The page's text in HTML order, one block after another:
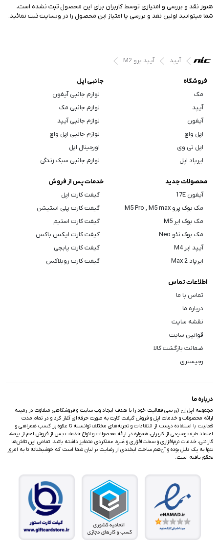
هنوز نقد و بررسی و امتیازی توسط کاربران برای این محصول ثبت نشده است،
شما میتوانید اولین نقد و بررسی یا امتیاز این محصول را در وبسایت ثبت نمائید.
آیپد آیپد پرو M2
فروشگاه
مک
آیپد
آیفون
اپل واچ
اپل تی وی
ایرپاد اپل
جانبی اپل
لوازم جانبی آیفون
لوازم جانبی مک
لوازم جانبی آیپد
لوازم جانبی اپل واچ
اورجینال اپل
لوازم جانبی سبک زندگی
محصولات جدید
آیفون 17E
مک بوک پرو M5 Pro , M5 max
مک بوک ایر M5
مک بوک نئو Neo
آیپد ایر M4
ایرپاد Max 2
خدمات پس از فروش
گیفت کارت اپل
گیفت کارت پلی استیشن
گیفت کارت استیم
گیفت کارت ایکس باکس
گیفت کارت پابجی
گیفت کارت روبلاکس
اطلاعات تماس
تماس با ما
درباره ما
نقشه سایت
قوانین سایت
ضمانت بازگشت کالا
رجیستری
درباره ما
مجموعه اپل اِن آی سی فعالیت خود را با هدف ایجاد وب سایت و فروشگاهی متفاوت در زمینه
ارائه محصولات و خدمات اپل و فروش گیفت کارت به صورت حرفه‌ای آغاز کرد و در تمام مدت
فعالیت با استفاده درست از انتقادات و تجربه‌های مختلف توانسته تا علاوه بر کسب همراهی و
اعتماد طیف وسیعی از کاربران، همواره در ارائه محصولات و انواع خدمات پس از فروش اعم از بیمه،
گارانتی، خدمات نرم‌افزاری و سخت‌افزاری و غیره، عملکردی متمایز داشته باشد. تمامی این تلاش‌ها
تنها به یک دلیل بوده و آن‌هم ساخت لبخندی از رضایت بر لبان شما است که خوشبختانه تا به امروز
تحقق یافته است.